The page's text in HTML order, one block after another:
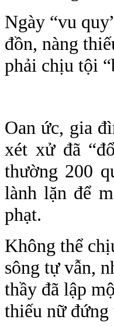
Ngày “vu
đồn, nàng
phải chịu tội
Oan ức, gia
xét xử đã
thường 200
lành lặn để
phạt.
Không thể
sông tự vẫn,
thầy đã lập
thiếu nữ đứng